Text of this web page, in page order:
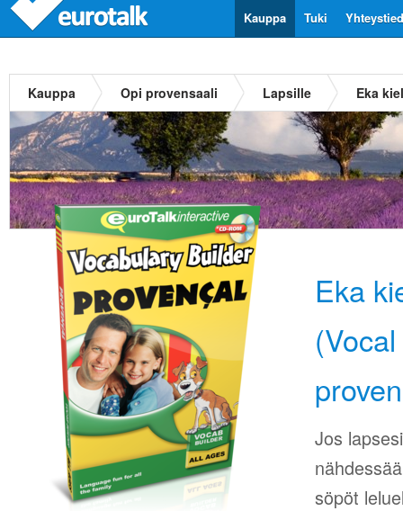
Tuki
Kauppa
Kauppa Opi provensaali Lapsille Eka
Eka
Jos
söpöt